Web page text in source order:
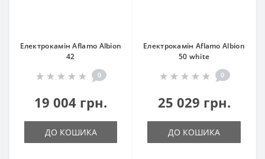
Електрокамін Aflamo Albion
42
0
19 004 грн.
ДО КОШИКА
Електрокамін Aflamo Albion
50 white
0
25 029 грн.
ДО КОШИКА